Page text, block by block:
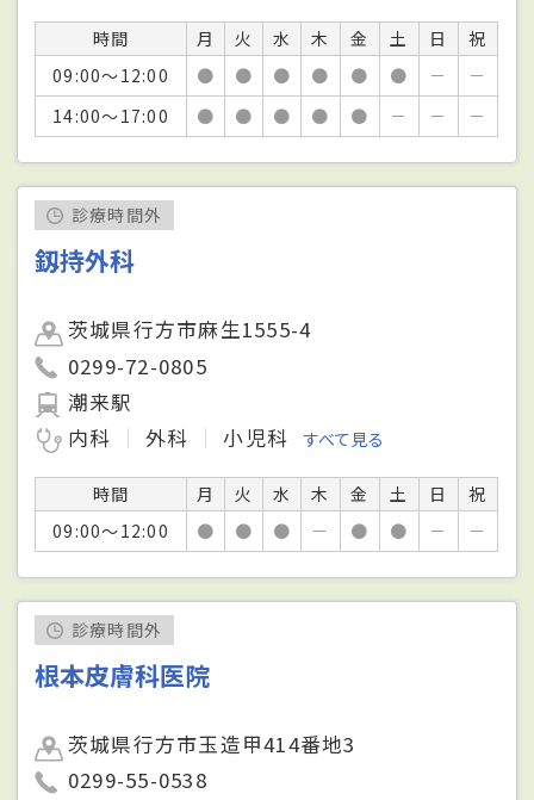
時間 月 火 水 木 金 土 日
祝
09:00～12:00
● ● ● ● ● ● －
－
14:00～17:00
● ● ● ● ● － － －
診療時間外
釼持外科
茨城県行方市麻生1555-4
0299-72-0805
潮来駅
内科
外科 小児科 すべて見る
時間 月 火 水 木 金 土 日
祝
09:00～12:00
● ● ● － ● ● － －
診療時間外
根本皮膚科医院
茨城県行方市玉造甲414番地3
0299-55-0538